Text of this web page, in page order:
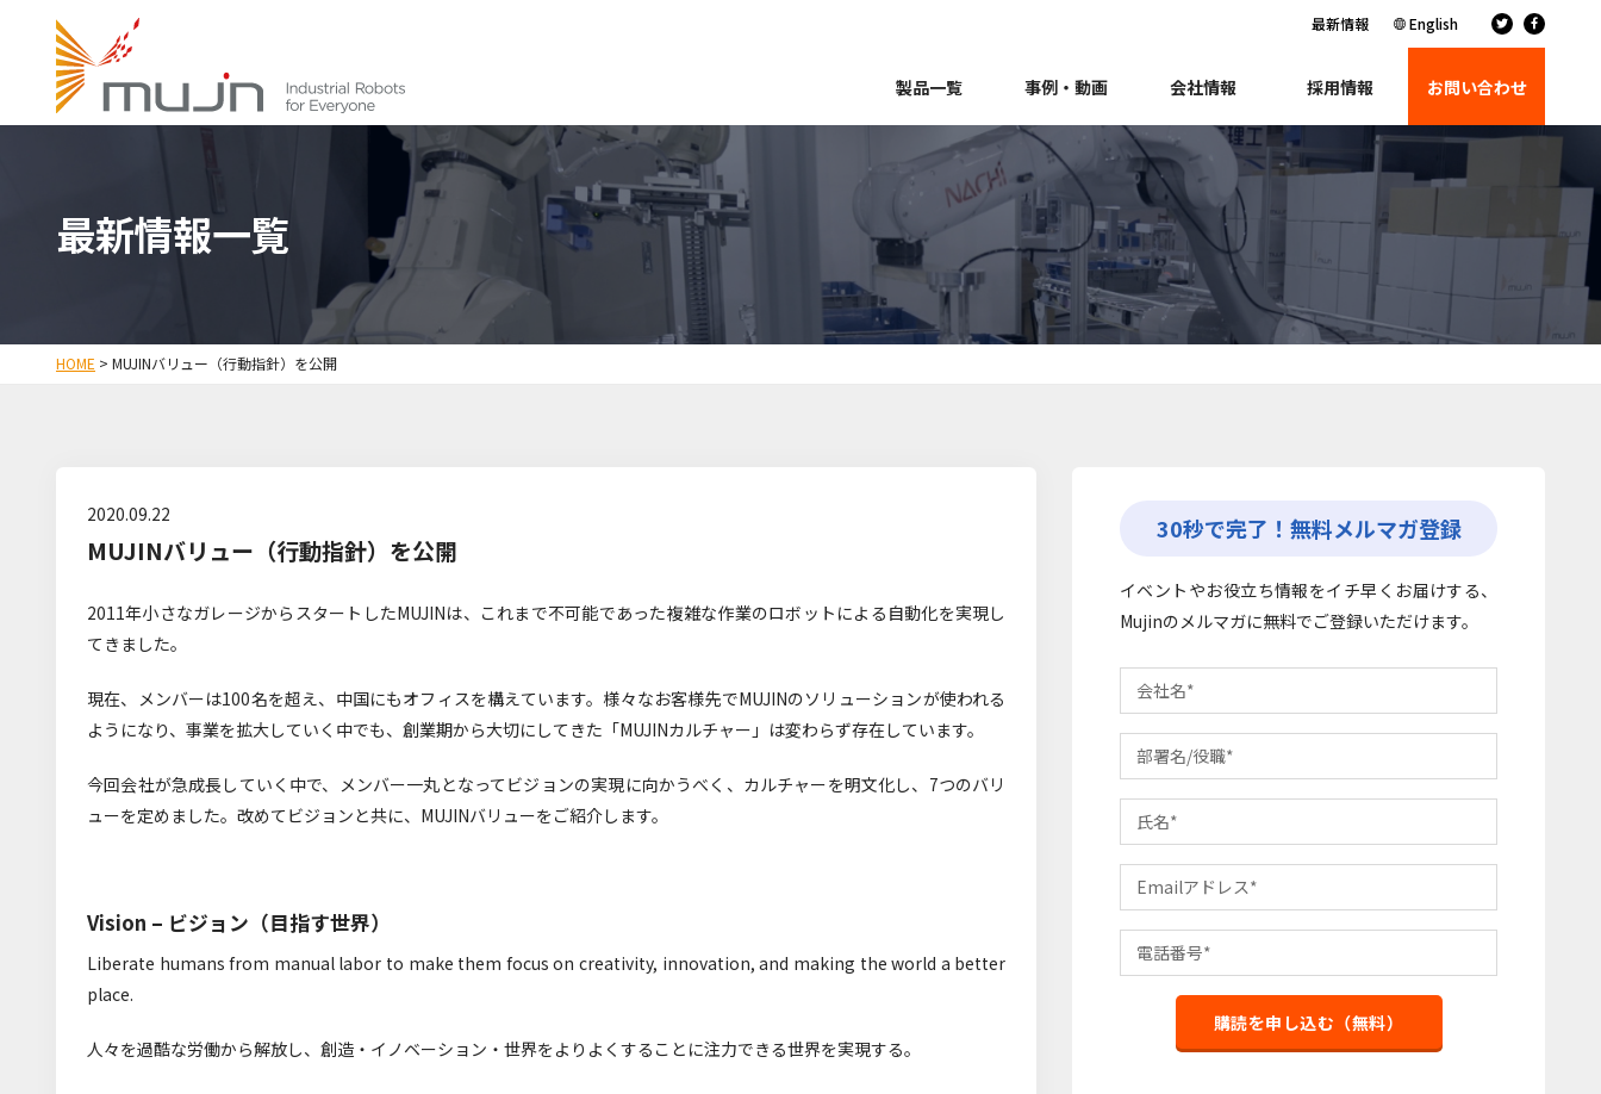
最新情報 English
製品一覧 事例・動画 会社情報 採用情報 お問い合わせ
最新情報一覧
HOME > MUJINバリュー（行動指針）を公開
2020.09.22
MUJINバリュー（行動指針）を公開
2011年小さなガレージからスタートしたMUJINは、これまで不可能であった複雑な作業のロボットによる自動化を実現し
てきました。
現在、メンバーは100名を超え、中国にもオフィスを構えています。様々なお客様先でMUJINのソリューションが使われる
ようになり、事業を拡大していく中でも、創業期から大切にしてきた「MUJINカルチャー」は変わらず存在しています。
今回会社が急成長していく中で、メンバー一丸となってビジョンの実現に向かうべく、カルチャーを明文化し、7つのバリ
ューを定めました。改めてビジョンと共に、MUJINバリューをご紹介します。
Vision – ビジョン（目指す世界）
Liberate humans from manual labor to make them focus on creativity, innovation, and making the world a better
place.
人々を過酷な労働から解放し、創造・イノベーション・世界をよりよくすることに注力できる世界を実現する。
30秒で完了！無料メルマガ登録
イベントやお役立ち情報をイチ早くお届けする、
Mujinのメルマガに無料でご登録いただけます。
購読を申し込む（無料）